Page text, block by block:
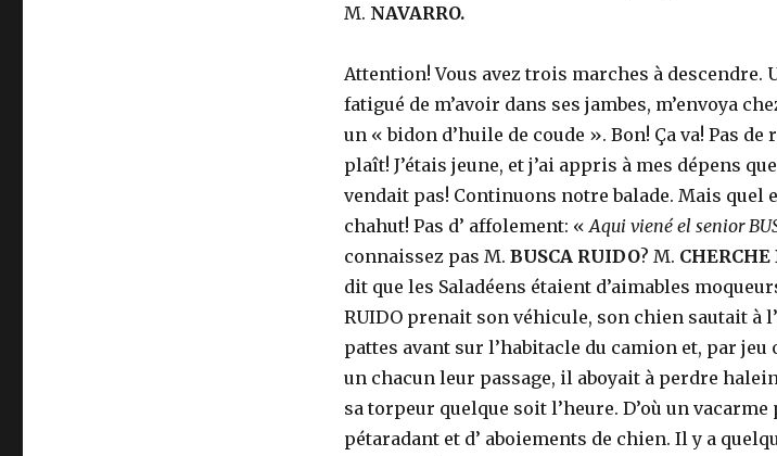
M. NAVARRO.
Attention! Vous avez trois marches à descendre.
fatigué de m’avoir dans ses jambes, m’envoya
un « bidon d’huile de coude ». Bon! Ça va! Pas
plaît! J’étais jeune, et j’ai appris à mes dépens
vendait pas! Continuons notre balade. Mais quel
chahut! Pas d’ affolement: «Aqui viené el senior
connaissez pas M. BUSCA RUIDO? M.
dit que les Saladéens étaient d’aimables
RUIDO prenait son véhicule, son chien sautait à
pattes avant sur l’habitacle du camion et, par
un chacun leur passage, il aboyait à perdre
sa torpeur quelque soit l’heure. D’où un
pétaradant et d’ aboiements de chien. Il y a